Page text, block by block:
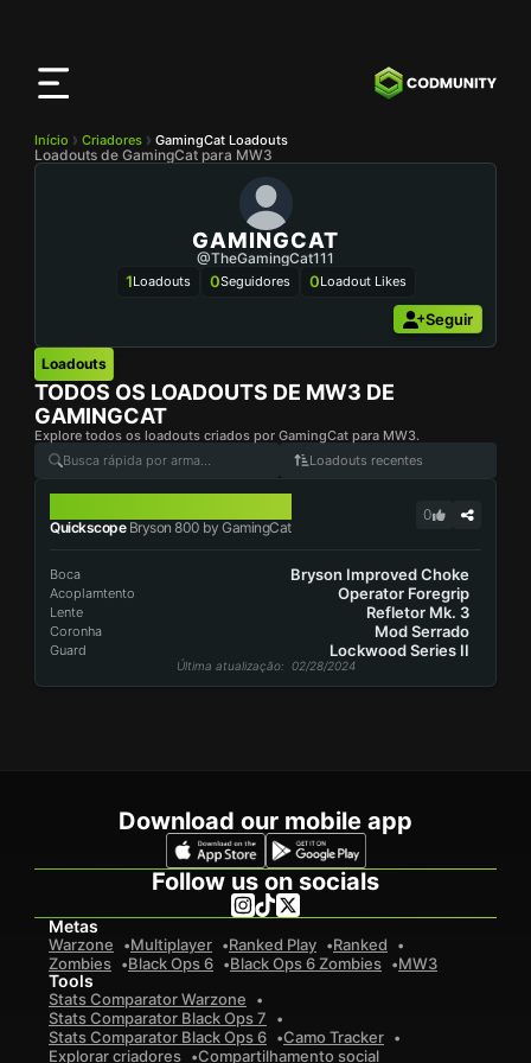
Início Criadores GamingCat Loadouts
Loadouts de GamingCat para MW3
GAMINGCAT
@TheGamingCat111
1Loadouts 0Seguidores 0Loadout Likes
Seguir
Loadouts
TODOS OS LOADOUTS DE MW3 DE
GAMINGCAT
Explore todos os loadouts criados por GamingCat para MW3.
Loadouts recentes
QuickscopeBryson 800 by GamingCat
0
Boca Bryson Improved Choke
Acoplamtento Operator Foregrip
Lente Refletor Mk. 3
Coronha Mod Serrado
Guard Lockwood Series II
Última atualização: 02/28/2024
Download our mobile app
Follow us on socials
Metas
Warzone Multiplayer Ranked Play
Ranked
Zombies
Black Ops 6 Black Ops 6 Zombies MW3
Tools
Stats Comparator Warzone
Stats Comparator Black Ops 7
Stats Comparator Black Ops 6
Camo Tracker
Explorar criadores
Compartilhamento social